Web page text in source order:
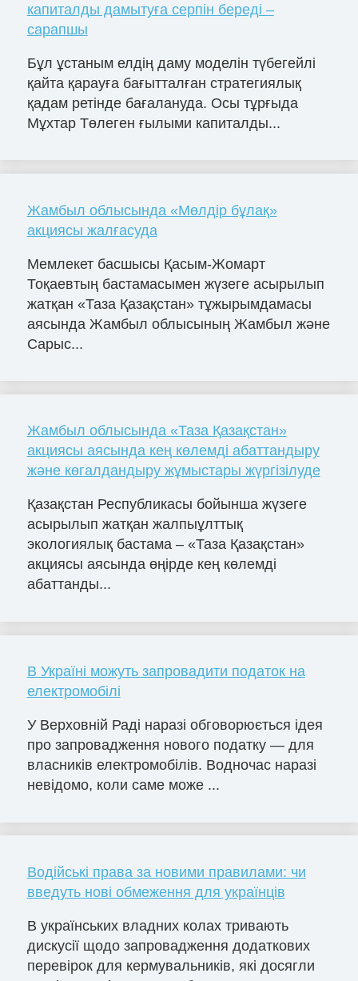
капиталды дамытуға серпін береді –
сарапшы
Бұл ұстаным елдің даму моделін түбегейлі
қайта қарауға бағытталған стратегиялық
қадам ретінде бағалануда. Осы тұрғыда
Мұхтар Төлеген ғылыми капиталды...
Жамбыл облысында «Мөлдір бұлақ»
акциясы жалғасуда
Мемлекет басшысы Қасым-Жомарт
Тоқаевтың бастамасымен жүзеге асырылып
жатқан «Таза Қазақстан» тұжырымдамасы
аясында Жамбыл облысының Жамбыл және
Сарыс...
Жамбыл облысында «Таза Қазақстан»
акциясы аясында кең көлемді абаттандыру
және көгалдандыру жұмыстары жүргізілуде
Қазақстан Республикасы бойынша жүзеге
асырылып жатқан жалпыұлттық
экологиялық бастама – «Таза Қазақстан»
акциясы аясында өңірде кең көлемді
абаттанды...
В Україні можуть запровадити податок на
електромобілі
У Верховній Раді наразі обговорюється ідея
про запровадження нового податку — для
власників електромобілів. Водночас наразі
невідомо, коли саме може ...
Водійські права за новими правилами: чи
введуть нові обмеження для українців
В українських владних колах тривають
дискусії щодо запровадження додаткових
перевірок для кермувальників, які досягли